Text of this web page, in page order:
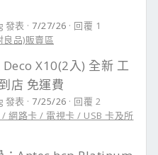
發表 7/27/26
回覆 1
品)販賣區
X10(2入) 全新 工
店 免運費
發表 7/25/26
回覆 2
網路卡 / 電視卡 / USB 卡及所